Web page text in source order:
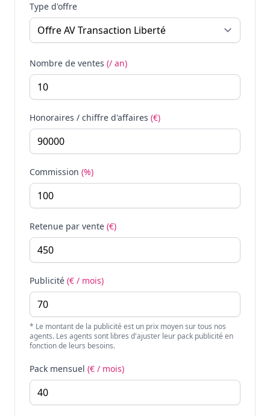
Type d'offre
Nombre de ventes (/ an)
Honoraires / chiffre d'affaires (€)
Commission (%)
Retenue par vente (€)
Publicité (€ / mois)
* Le montant de la publicité est un prix moyen sur tous nos
agents. Les agents sont libres d'ajuster leur pack publicité en
fonction de leurs besoins.
Pack mensuel (€ / mois)